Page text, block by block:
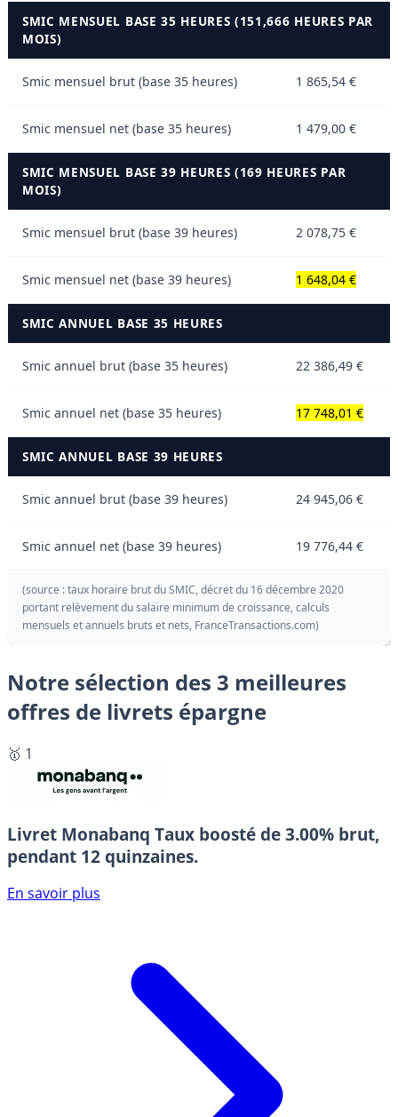
SMIC MENSUEL BASE 35 HEURES (151,666 HEURES PAR
MOIS)
Smic mensuel brut (base 35 heures) 1 865,54 €
Smic mensuel net (base 35 heures) 1 479,00 €
SMIC MENSUEL BASE 39 HEURES (169 HEURES PAR
MOIS)
Smic mensuel brut (base 39 heures) 2 078,75 €
Smic mensuel net (base 39 heures) 1 648,04 €
SMIC ANNUEL BASE 35 HEURES
Smic annuel brut (base 35 heures) 22 386,49 €
Smic annuel net (base 35 heures) 17 748,01 €
SMIC ANNUEL BASE 39 HEURES
Smic annuel brut (base 39 heures) 24 945,06 €
Smic annuel net (base 39 heures) 19 776,44 €
(source : taux horaire brut du SMIC, décret du 16 décembre 2020
portant relèvement du salaire minimum de croissance, calculs
mensuels et annuels bruts et nets, FranceTransactions.com)
Notre sélection des 3 meilleures
offres de livrets épargne
🥇 1
Livret Monabanq Taux boosté de 3.00% brut,
pendant 12 quinzaines.
En savoir plus